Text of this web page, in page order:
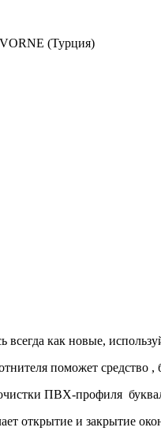
(Турция)
всегда как новые,
поможет средство ,
ПВХ-профиля
открытие и закрытие